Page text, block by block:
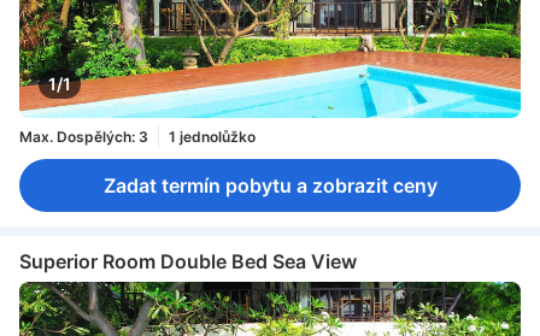
1/1
Max. Dospělých: 3 1 jednolůžko
Zadat termín pobytu a zobrazit ceny
Superior Room Double Bed Sea View